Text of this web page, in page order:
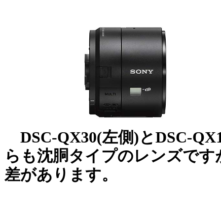
DSC-QX30(左側)とDSC-
らも沈胴タイプのレンズで
差があります。